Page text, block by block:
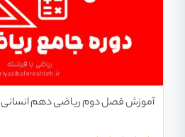
آموزش فصل دوم ریاضی دهم انسانی